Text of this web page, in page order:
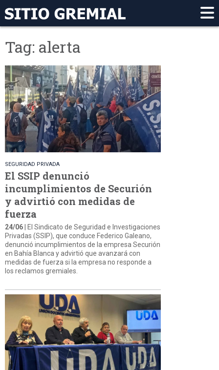
Tag: alerta
SEGURIDAD PRIVADA
El SSIP denunció
incumplimientos de Securión
y advirtió con medidas de
fuerza
24/06 | El Sindicato de Seguridad e Investigaciones
Privadas (SSIP), que conduce Federico Galeano,
denunció incumplimientos de la empresa Securión
en Bahía Blanca y advirtió que avanzará con
medidas de fuerza si la empresa no responde a
los reclamos gremiales.